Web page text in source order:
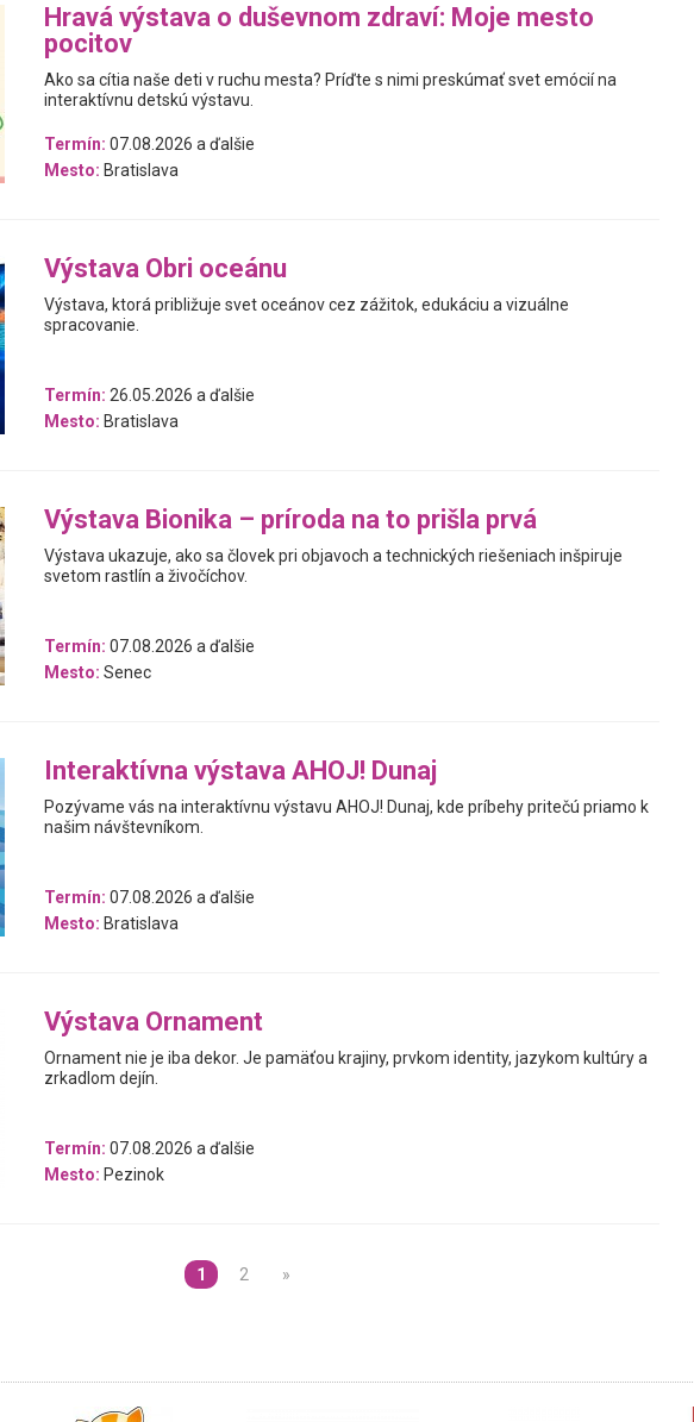
Hravá výstava o duševnom zdraví: Moje mesto
pocitov
Ako sa cítia naše deti v ruchu mesta? Príďte s nimi preskúmať svet emócií na
interaktívnu detskú výstavu.
Termín: 07.08.2026 a ďalšie
Mesto: Bratislava
Výstava Obri oceánu
Výstava, ktorá približuje svet oceánov cez zážitok, edukáciu a vizuálne
spracovanie.
Termín: 26.05.2026 a ďalšie
Mesto: Bratislava
Výstava Bionika – príroda na to prišla prvá
Výstava ukazuje, ako sa človek pri objavoch a technických riešeniach inšpiruje
svetom rastlín a živočíchov.
Termín: 07.08.2026 a ďalšie
Mesto: Senec
Interaktívna výstava AHOJ! Dunaj
Pozývame vás na interaktívnu výstavu AHOJ! Dunaj, kde príbehy pritečú priamo k
našim návštevníkom.
Termín: 07.08.2026 a ďalšie
Mesto: Bratislava
Výstava Ornament
Ornament nie je iba dekor. Je pamäťou krajiny, prvkom identity, jazykom kultúry a
zrkadlom dejín.
Termín: 07.08.2026 a ďalšie
Mesto: Pezinok
1 2 »